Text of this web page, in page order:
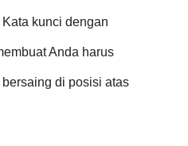
kunci dengan
Anda harus
di posisi atas